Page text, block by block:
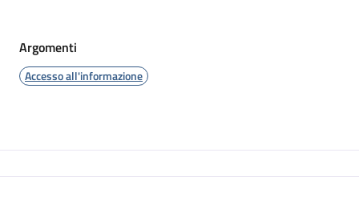
Argomenti
Accesso all'informazione